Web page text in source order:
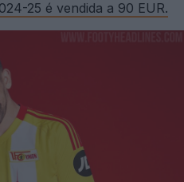
25 é vendida a 90 EUR.